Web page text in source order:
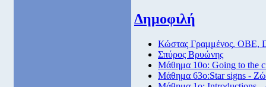
Δημοφιλή
Κώστας Γραμμένος, ΟΒΕ,
Σπύρος Βρυώνης
Μάθημα 10ο: Going to the
Μάθημα 63ο:Star signs -